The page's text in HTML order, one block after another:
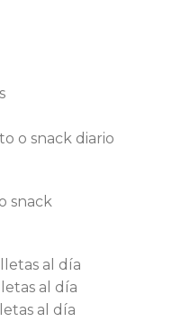
o snack diario
snack
al día
al día
al día